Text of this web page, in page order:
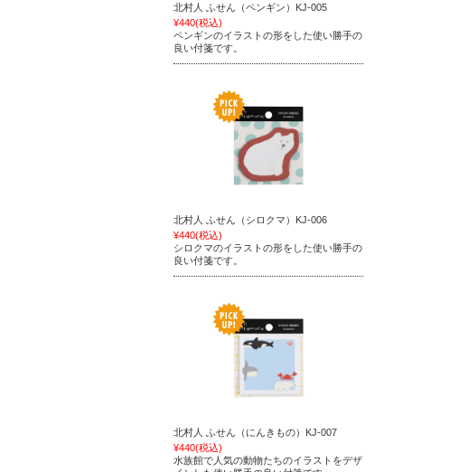
北村人 ふせん（ペンギン）KJ-005
¥440(税込)
ペンギンのイラストの形をした使い勝手の
良い付箋です。
北村人 ふせん（シロクマ）KJ-006
¥440(税込)
シロクマのイラストの形をした使い勝手の
良い付箋です。
北村人 ふせん（にんきもの）KJ-007
¥440(税込)
水族館で人気の動物たちのイラストをデザ